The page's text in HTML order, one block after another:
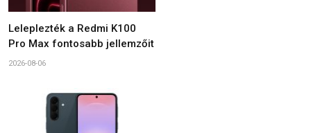
Leleplezték a Redmi K100
Pro Max fontosabb jellemzőit
2026-08-06